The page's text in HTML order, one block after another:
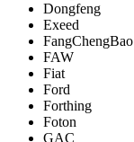
Dongfeng
Exeed
FangChengBao
FAW
Fiat
Ford
Forthing
Foton
GAC